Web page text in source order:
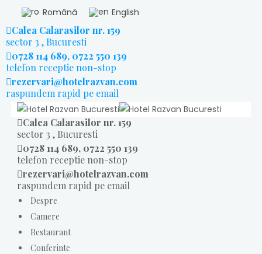
Română English
Calea Calarasilor nr. 159
sector 3 , Bucuresti
0728 114 689, 0722 550 139
telefon receptie non-stop
rezervari@hotelrazvan.com
raspundem rapid pe email
Calea Calarasilor nr. 159
sector 3 , Bucuresti
0728 114 689, 0722 550 139
telefon receptie non-stop
rezervari@hotelrazvan.com
raspundem rapid pe email
Despre
Camere
Restaurant
Conferinte